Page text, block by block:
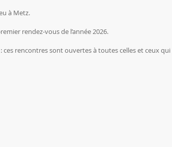
à Metz.
rendez-vous de l’année 2026.
rencontres sont ouvertes à toutes celles et ceux